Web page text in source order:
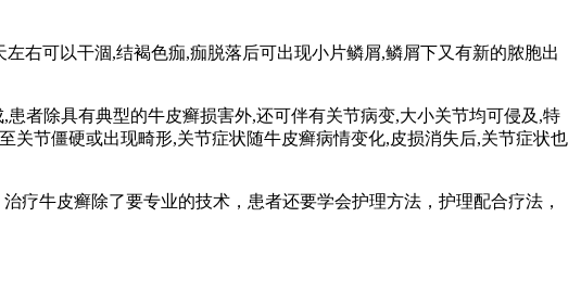
右可以干涸,结褐色痂,痂脱落后可出现小片鳞屑,鳞屑下又有新的脓胞出
者除具有典型的牛皮癣损害外,还可伴有关节病变,大小关节均可侵及,特
关节僵硬或出现畸形,关节症状随牛皮癣病情变化,皮损消失后,关节症状也
疗牛皮癣除了要专业的技术，患者还要学会护理方法，护理配合疗法，